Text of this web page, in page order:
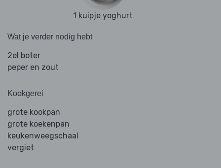
1 kuipje yoghurt
Wat je verder nodig hebt
2el boter
peper en zout
Kookgerei
grote kookpan
grote koekenpan
keukenweegschaal
vergiet